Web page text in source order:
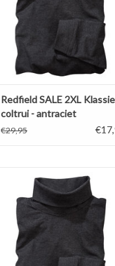
Gemaakt van 80% katoen en
polyester met 3% elastan in de
voor behoud pasvorm.
TOEVOEGEN AAN
Redfield SALE 2XL
coltrui - antraciet
€29,95
Comfortabele antraciet grijze
COLTRUI met elastische col
Redfield.
Verkrijgbaar in vier kleuren in
maten 2XL t/m 8XL!
Gemaakt van 80% katoen en
polyester met 3% elastan in de